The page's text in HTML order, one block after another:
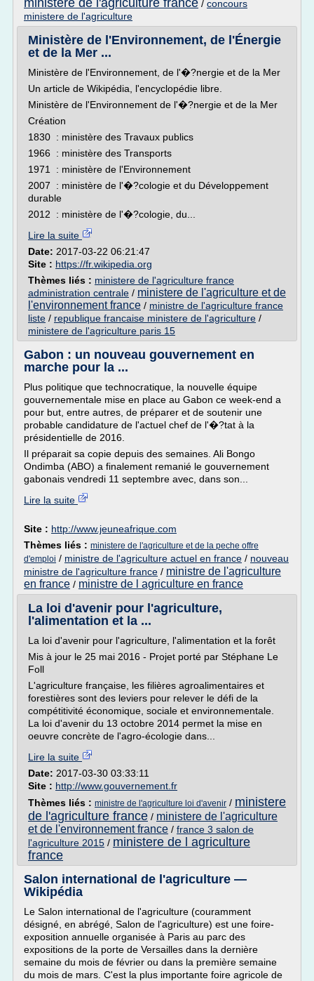
ministere de l'agriculture france / concours
ministere de l'agriculture
Ministère de l'Environnement, de l'Énergie
et de la Mer ...
Ministère de l'Environnement, de l'�?nergie et de la Mer
Un article de Wikipédia, l'encyclopédie libre.
Ministère de l'Environnement de l'�?nergie et de la Mer
Création
1830 : ministère des Travaux publics
1966 : ministère des Transports
1971 : ministère de l'Environnement
2007 : ministère de l'�?cologie et du Développement
durable
2012 : ministère de l'�?cologie, du...
Lire la suite
Date: 2017-03-22 06:21:47
Site : https://fr.wikipedia.org
Thèmes liés : ministere de l'agriculture france
administration centrale / ministere de l'agriculture et de
l'environnement france / ministre de l'agriculture france
liste / republique francaise ministere de l'agriculture /
ministere de l'agriculture paris 15
Gabon : un nouveau gouvernement en
marche pour la ...
Plus politique que technocratique, la nouvelle équipe
gouvernementale mise en place au Gabon ce week-end a
pour but, entre autres, de préparer et de soutenir une
probable candidature de l'actuel chef de l'�?tat à la
présidentielle de 2016.
Il préparait sa copie depuis des semaines. Ali Bongo
Ondimba (ABO) a finalement remanié le gouvernement
gabonais vendredi 11 septembre avec, dans son...
Lire la suite
Site : http://www.jeuneafrique.com
Thèmes liés : ministere de l'agriculture et de la peche offre
d'emploi / ministre de l'agriculture actuel en france / nouveau
ministre de l'agriculture france / ministre de l'agriculture
en france / ministre de l agriculture en france
La loi d'avenir pour l'agriculture,
l'alimentation et la ...
La loi d'avenir pour l'agriculture, l'alimentation et la forêt
Mis à jour le 25 mai 2016 - Projet porté par Stéphane Le
Foll
L'agriculture française, les filières agroalimentaires et
forestières sont des leviers pour relever le défi de la
compétitivité économique, sociale et environnementale.
La loi d'avenir du 13 octobre 2014 permet la mise en
oeuvre concrète de l'agro-écologie dans...
Lire la suite
Date: 2017-03-30 03:33:11
Site : http://www.gouvernement.fr
Thèmes liés : ministre de l'agriculture loi d'avenir / ministere
de l'agriculture france / ministere de l'agriculture
et de l'environnement france / france 3 salon de
l'agriculture 2015 / ministere de l agriculture
france
Salon international de l'agriculture —
Wikipédia
Le Salon international de l'agriculture (couramment
désigné, en abrégé, Salon de l'agriculture) est une foire-
exposition annuelle organisée à Paris au parc des
expositions de la porte de Versailles dans la dernière
semaine du mois de février ou dans la première semaine
du mois de mars. C'est la plus importante foire agricole de